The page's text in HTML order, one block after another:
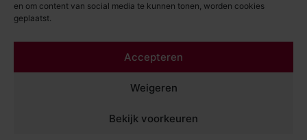
en om content van social media te kunnen tonen, worden cookies
geplaatst.
Accepteren
Weigeren
Bekijk voorkeuren
DISCLAIMER
ALGEMENE VOORWAARDEN